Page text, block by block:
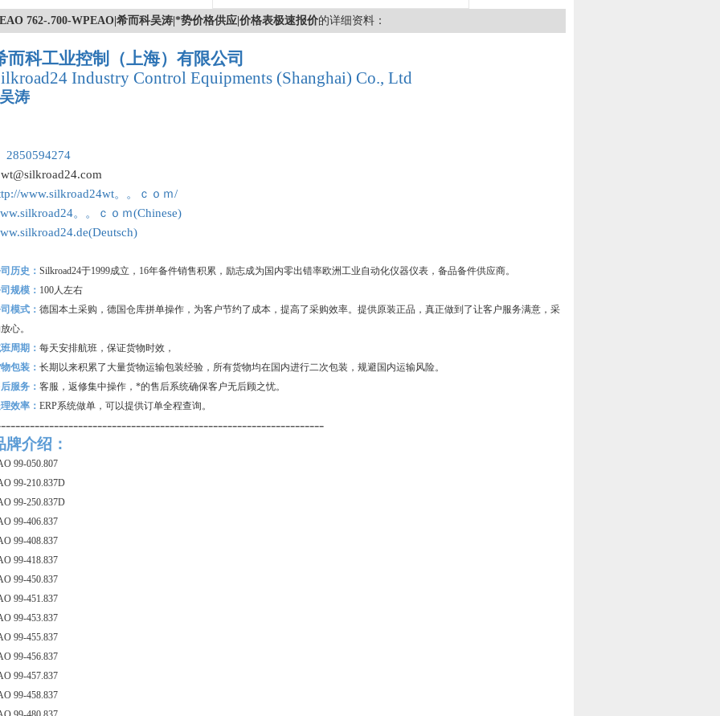
EAO 762-.700-WPEAO|希而科吴涛|*势价格供应|价格表极速报价的详细资料：
而科工业控制（上海）有限公司
Industry Control Equipments (Shanghai) Co., Ltd
吴涛
2850594274
wt@silkroad24.com
www.silkroad24wt。。ｃｏｍ/
。。ｃｏｍ(Chinese)
历史： Silkroad24于1999成立，16年备件销售积累，励志成为国内零出错率欧洲工业自动化仪器仪表，备品备件供应商。
规模： 100人左右
模式： 德国本土采购，德国仓库拼单操作，为客户节约了成本，提高了采购效率。提供原装正品，真正做到了让客户服务满意，采
心。
周期： 每天安排航班，保证货物时效，
包装： 长期以来积累了大量货物运输包装经验，所有货物均在国内进行二次包装，规避国内运输风险。
服务： 客服，返修集中操作，*的售后系统确保客户无后顾之忧。
效率： ERP系统做单，可以提供订单全程查询。
牌介绍：
99-050.807
99-210.837D
99-250.837D
99-406.837
99-408.837
99-418.837
99-450.837
99-451.837
99-453.837
99-455.837
99-456.837
99-457.837
99-458.837